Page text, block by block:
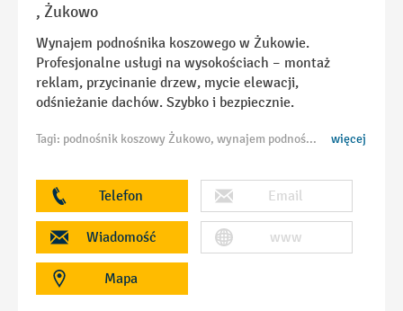
, Żukowo
Wynajem podnośnika koszowego w Żukowie.
Profesjonalne usługi na wysokościach – montaż
reklam, przycinanie drzew, mycie elewacji,
odśnieżanie dachów. Szybko i bezpiecznie.
Tagi: podnośnik koszowy Żukowo, wynajem podnośnika Żukowo, usługi podnośnikiem Żukowo, zwyżka Żukowo, prace wysokościowe Żukowo, podnośnik Żukowo, montaż reklam Żukowo, czyszczenie elewacji Żukowo, mycie okien Żukowo, przycinanie drzew Żukowo, odśnieżanie dachów Żukowo, podnośnik z operatorem Żukowo więcej
Telefon Email
Wiadomość www
Mapa